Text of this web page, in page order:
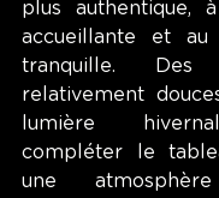
plus authentique,
accueillante et
tranquille. Des
relativement
lumière
compléter le
une